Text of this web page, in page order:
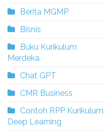
Berita MGMP
Bisnis
Buku Kurikulum
Merdeka
Chat GPT
CMR Business
Contoh RPP Kurikulum
Deep Learning